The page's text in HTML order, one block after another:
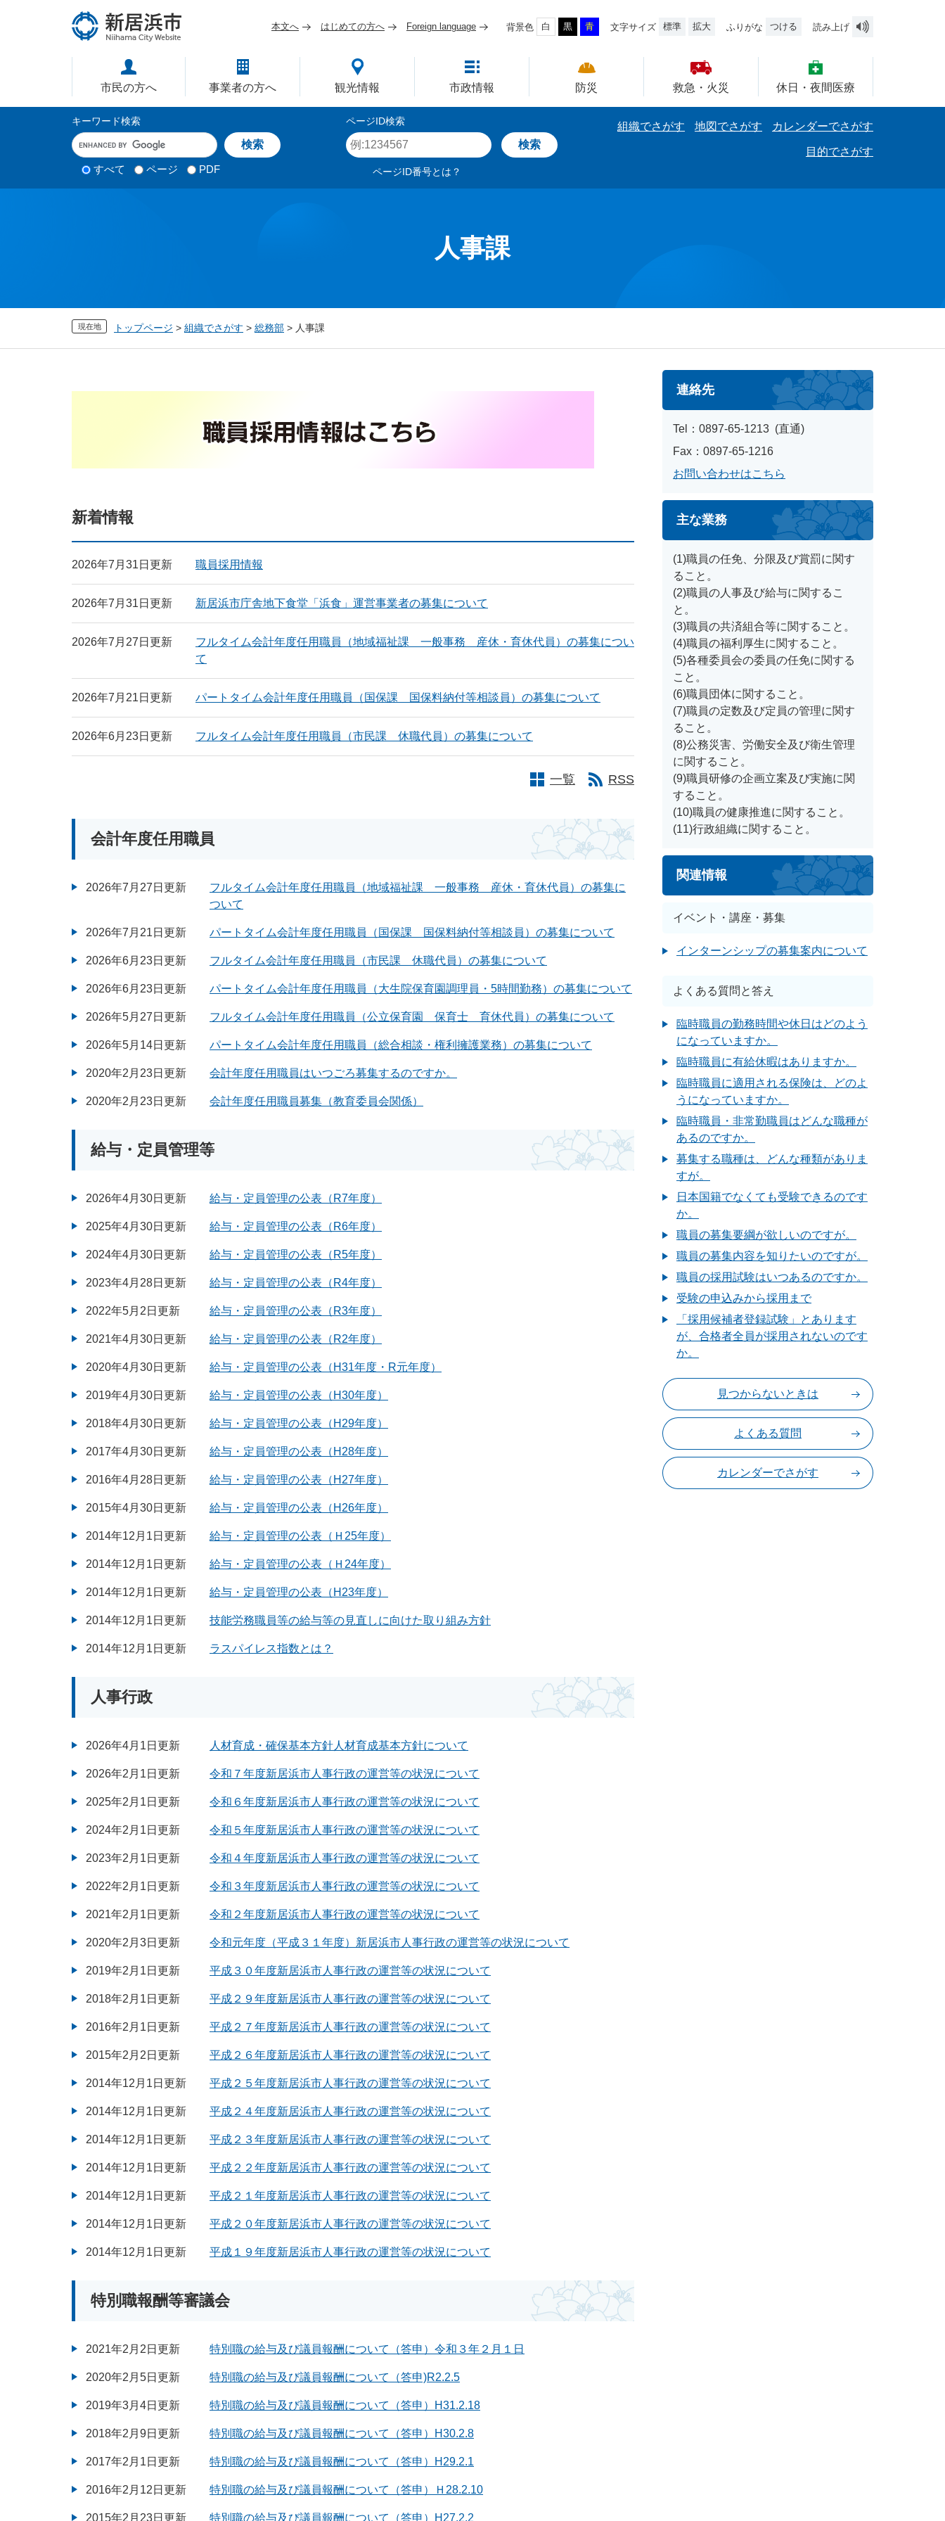
で
ば
本文へ はじめての方へ Foreign language 背景色 白 黒 青 文字サイズ 標準 拡大 ふりがな つける 読み上げ
市民の方へ 事業者の方へ 観光情報 市政情報 防災 救急・火災 休日・夜間医療
キーワード検索
キ
ー
検 すべて ページ PDF
ページID検索
ペ
ー
ページID番号とは？
組織でさがす 地図でさがす カレンダーでさがす
目的でさがす
人事課
現在地 トップページ > 組織でさがす > 総務部 > 人事課
文
新着情報
2026年7月31日更新 職員採用情報
2026年7月31日更新 新居浜市庁舎地下食堂「浜食」運営事業者の募集について
2026年7月27日更新
フルタイム会計年度任用職員（地域福祉課 一般事務 産休・育休代員）の募集につい
て
2026年7月21日更新 パートタイム会計年度任用職員（国保課 国保料納付等相談員）の募集について
2026年6月23日更新 フルタイム会計年度任用職員（市民課 休職代員）の募集について
一覧 RSS
会計年度任用職員
2026年7月27日更新
フルタイム会計年度任用職員（地域福祉課 一般事務 産休・育休代員）の募集に
ついて
2026年7月21日更新 パートタイム会計年度任用職員（国保課 国保料納付等相談員）の募集について
2026年6月23日更新 フルタイム会計年度任用職員（市民課 休職代員）の募集について
2026年6月23日更新 パートタイム会計年度任用職員（大生院保育園調理員・5時間勤務）の募集について
2026年5月27日更新 フルタイム会計年度任用職員（公立保育園 保育士 育休代員）の募集について
2026年5月14日更新 パートタイム会計年度任用職員（総合相談・権利擁護業務）の募集について
2020年2月23日更新 会計年度任用職員はいつごろ募集するのですか。
2020年2月23日更新 会計年度任用職員募集（教育委員会関係）
給与・定員管理等
2026年4月30日更新 給与・定員管理の公表（R7年度）
2025年4月30日更新 給与・定員管理の公表（R6年度）
2024年4月30日更新 給与・定員管理の公表（R5年度）
2023年4月28日更新 給与・定員管理の公表（R4年度）
2022年5月2日更新 給与・定員管理の公表（R3年度）
2021年4月30日更新 給与・定員管理の公表（R2年度）
2020年4月30日更新 給与・定員管理の公表（H31年度・R元年度）
2019年4月30日更新 給与・定員管理の公表（H30年度）
2018年4月30日更新 給与・定員管理の公表（H29年度）
2017年4月30日更新 給与・定員管理の公表（H28年度）
2016年4月28日更新 給与・定員管理の公表（H27年度）
2015年4月30日更新 給与・定員管理の公表（H26年度）
2014年12月1日更新 給与・定員管理の公表（Ｈ25年度）
2014年12月1日更新 給与・定員管理の公表（Ｈ24年度）
2014年12月1日更新 給与・定員管理の公表（H23年度）
2014年12月1日更新 技能労務職員等の給与等の見直しに向けた取り組み方針
2014年12月1日更新 ラスパイレス指数とは？
人事行政
2026年4月1日更新 人材育成・確保基本方針人材育成基本方針について
2026年2月1日更新 令和７年度新居浜市人事行政の運営等の状況について
2025年2月1日更新 令和６年度新居浜市人事行政の運営等の状況について
2024年2月1日更新 令和５年度新居浜市人事行政の運営等の状況について
2023年2月1日更新 令和４年度新居浜市人事行政の運営等の状況について
2022年2月1日更新 令和３年度新居浜市人事行政の運営等の状況について
2021年2月1日更新 令和２年度新居浜市人事行政の運営等の状況について
2020年2月3日更新 令和元年度（平成３１年度）新居浜市人事行政の運営等の状況について
2019年2月1日更新 平成３０年度新居浜市人事行政の運営等の状況について
2018年2月1日更新 平成２９年度新居浜市人事行政の運営等の状況について
2016年2月1日更新 平成２７年度新居浜市人事行政の運営等の状況について
2015年2月2日更新 平成２６年度新居浜市人事行政の運営等の状況について
2014年12月1日更新 平成２５年度新居浜市人事行政の運営等の状況について
2014年12月1日更新 平成２４年度新居浜市人事行政の運営等の状況について
2014年12月1日更新 平成２３年度新居浜市人事行政の運営等の状況について
2014年12月1日更新 平成２２年度新居浜市人事行政の運営等の状況について
2014年12月1日更新 平成２１年度新居浜市人事行政の運営等の状況について
2014年12月1日更新 平成２０年度新居浜市人事行政の運営等の状況について
2014年12月1日更新 平成１９年度新居浜市人事行政の運営等の状況について
特別職報酬等審議会
2021年2月2日更新 特別職の給与及び議員報酬について（答申）令和３年２月１日
2020年2月5日更新 特別職の給与及び議員報酬について（答申)R2.2.5
2019年3月4日更新 特別職の給与及び議員報酬について（答申）H31.2.18
2018年2月9日更新 特別職の給与及び議員報酬について（答申）H30.2.8
2017年2月1日更新 特別職の給与及び議員報酬について（答申）H29.2.1
2016年2月12日更新 特別職の給与及び議員報酬について（答申）Ｈ28.2.10
2015年2月23日更新 特別職の給与及び議員報酬について（答申）H27.2.2
連絡先
Tel：0897-65-1213
直通
Fax：0897-65-1216
お問い合わせはこちら
主な業務
(1)職員の任免、分限及び賞罰に関す
ること。
(2)職員の人事及び給与に関するこ
と。
(3)職員の共済組合等に関すること。
(4)職員の福利厚生に関すること。
(5)各種委員会の委員の任免に関する
こと。
(6)職員団体に関すること。
(7)職員の定数及び定員の管理に関す
ること。
(8)公務災害、労働安全及び衛生管理
に関すること。
(9)職員研修の企画立案及び実施に関
すること。
(10)職員の健康推進に関すること。
(11)行政組織に関すること。
関連情報
イベント・講座・募集
インターンシップの募集案内について
よくある質問と答え
臨時職員の勤務時間や休日はどのよう
になっていますか。
臨時職員に有給休暇はありますか。
臨時職員に適用される保険は、どのよ
うになっていますか。
臨時職員・非常勤職員はどんな職種が
あるのですか。
募集する職種は、どんな種類がありま
すが。
日本国籍でなくても受験できるのです
か。
職員の募集要綱が欲しいのですが。
職員の募集内容を知りたいのですが。
職員の採用試験はいつあるのですか。
受験の申込みから採用まで
「採用候補者登録試験」とあります
が、合格者全員が採用されないのです
か。
見つからないときは
よくある質問
カレンダーでさがす